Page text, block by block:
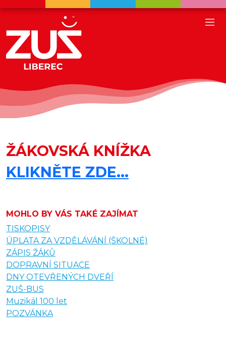
ŽÁKOVSKÁ KNÍŽKA
KLIKNĚTE ZDE...
MOHLO BY VÁS TAKÉ ZAJÍMAT
TISKOPISY
ÚPLATA ZA VZDĚLÁVÁNÍ (ŠKOLNÉ)
ZÁPIS ŽÁKŮ
DOPRAVNÍ SITUACE
DNY OTEVŘENÝCH DVEŘÍ
ZUŠ-BUS
Muzikál 100 let
POZVÁNKA